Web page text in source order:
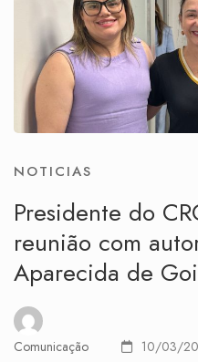
NOTICIAS
Presidente do
reunião com
Aparecida de
Comunicação 10/03/